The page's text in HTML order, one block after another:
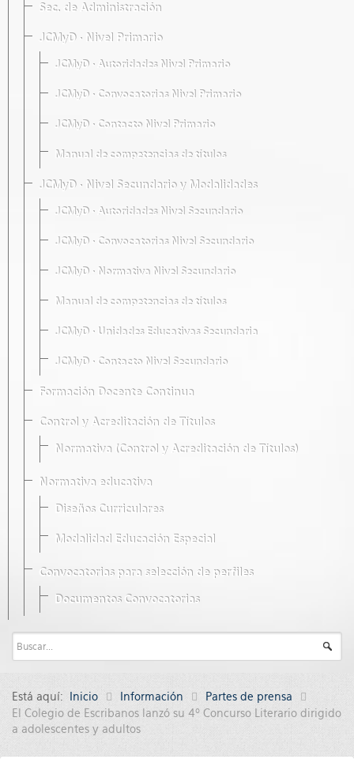
Sec. de Administración
JCMyD · Nivel Primario
JCMyD · Autoridades Nivel Primario
JCMyD · Convocatorias Nivel Primario
JCMyD · Contacto Nivel Primario
Manual de competencias de títulos
JCMyD · Nivel Secundario y Modalidades
JCMyD · Autoridades Nivel Secundario
JCMyD · Convocatorias Nivel Secundario
JCMyD · Normativa Nivel Secundario
Manual de competencias de títulos
JCMyD · Unidades Educativas Secundaria
JCMyD · Contacto Nivel Secundario
Formación Docente Continua
Control y Acreditación de Títulos
Normativa (Control y Acreditación de Títulos)
Normativa educativa
Diseños Curriculares
Modalidad Educación Especial
Convocatorias para selección de perfiles
Documentos Convocatorias
Está aquí: Inicio Información
Partes de prensa
El Colegio de Escribanos lanzó su 4º Concurso Literario dirigido
a adolescentes y adultos